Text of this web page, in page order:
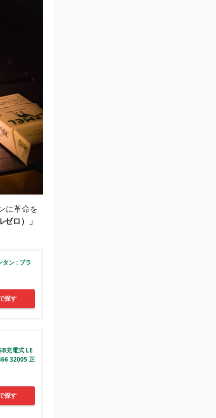
に革命を
ゼロ）」
ン : ブラ
探す
充電式 LE
32005 正
探す